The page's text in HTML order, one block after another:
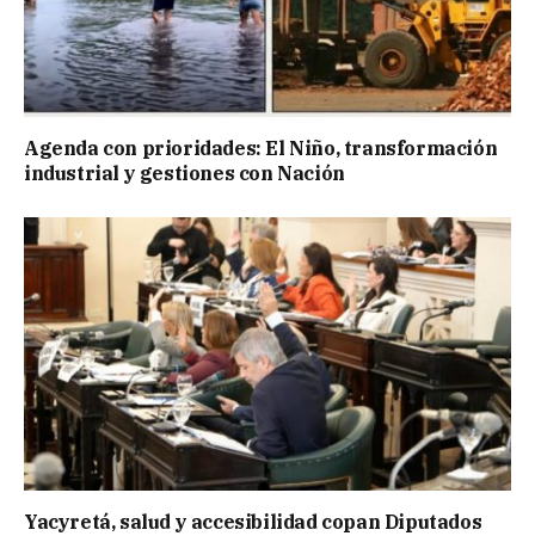
Agenda con prioridades: El Niño, transformación
industrial y gestiones con Nación
Yacyretá, salud y accesibilidad copan Diputados